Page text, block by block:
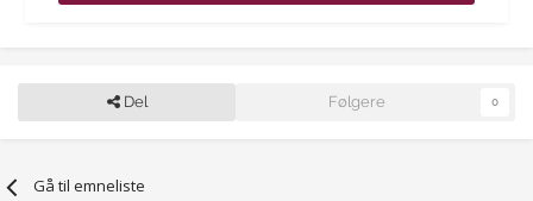
Del Følgere 0
Gå til emneliste